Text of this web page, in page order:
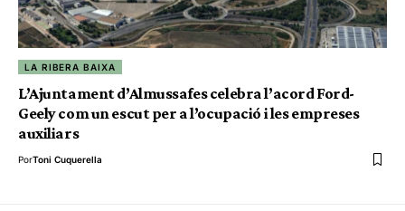
LA RIBERA BAIXA
L’Ajuntament d’Almussafes celebra l’acord Ford-
Geely com un escut per a l’ocupació i les empreses
auxiliars
PorToni Cuquerella